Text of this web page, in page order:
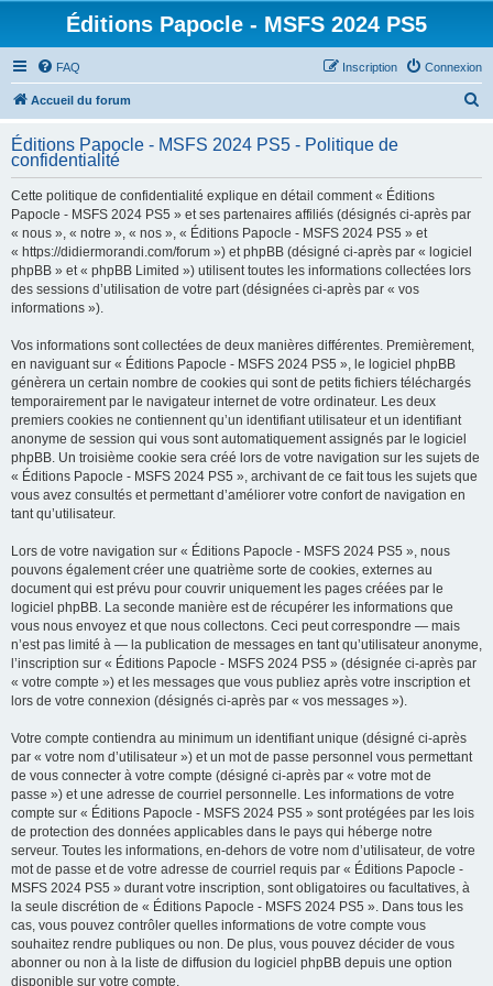
Éditions Papocle - MSFS 2024 PS5
FAQ Connexion
Inscription
Accueil du forum
h
Éditions Papocle - MSFS 2024 PS5 - Politique de
confidentialité
Cette politique de confidentialité explique en détail comment « Éditions
Papocle - MSFS 2024 PS5 » et ses partenaires affiliés (désignés ci-après par
« nous », « notre », « nos », « Éditions Papocle - MSFS 2024 PS5 » et
« https://didiermorandi.com/forum ») et phpBB (désigné ci-après par « logiciel
phpBB » et « phpBB Limited ») utilisent toutes les informations collectées lors
des sessions d’utilisation de votre part (désignées ci-après par « vos
informations »).
Vos informations sont collectées de deux manières différentes. Premièrement,
en naviguant sur « Éditions Papocle - MSFS 2024 PS5 », le logiciel phpBB
génèrera un certain nombre de cookies qui sont de petits fichiers téléchargés
temporairement par le navigateur internet de votre ordinateur. Les deux
premiers cookies ne contiennent qu’un identifiant utilisateur et un identifiant
anonyme de session qui vous sont automatiquement assignés par le logiciel
phpBB. Un troisième cookie sera créé lors de votre navigation sur les sujets de
« Éditions Papocle - MSFS 2024 PS5 », archivant de ce fait tous les sujets que
vous avez consultés et permettant d’améliorer votre confort de navigation en
tant qu’utilisateur.
Lors de votre navigation sur « Éditions Papocle - MSFS 2024 PS5 », nous
pouvons également créer une quatrième sorte de cookies, externes au
document qui est prévu pour couvrir uniquement les pages créées par le
logiciel phpBB. La seconde manière est de récupérer les informations que
vous nous envoyez et que nous collectons. Ceci peut correspondre — mais
n’est pas limité à — la publication de messages en tant qu’utilisateur anonyme,
l’inscription sur « Éditions Papocle - MSFS 2024 PS5 » (désignée ci-après par
« votre compte ») et les messages que vous publiez après votre inscription et
lors de votre connexion (désignés ci-après par « vos messages »).
Votre compte contiendra au minimum un identifiant unique (désigné ci-après
par « votre nom d’utilisateur ») et un mot de passe personnel vous permettant
de vous connecter à votre compte (désigné ci-après par « votre mot de
passe ») et une adresse de courriel personnelle. Les informations de votre
compte sur « Éditions Papocle - MSFS 2024 PS5 » sont protégées par les lois
de protection des données applicables dans le pays qui héberge notre
serveur. Toutes les informations, en-dehors de votre nom d’utilisateur, de votre
mot de passe et de votre adresse de courriel requis par « Éditions Papocle -
MSFS 2024 PS5 » durant votre inscription, sont obligatoires ou facultatives, à
la seule discrétion de « Éditions Papocle - MSFS 2024 PS5 ». Dans tous les
cas, vous pouvez contrôler quelles informations de votre compte vous
souhaitez rendre publiques ou non. De plus, vous pouvez décider de vous
abonner ou non à la liste de diffusion du logiciel phpBB depuis une option
disponible sur votre compte.